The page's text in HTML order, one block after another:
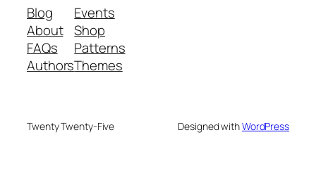
Blog
About
FAQs
Authors
Events
Shop
Patterns
Themes
Twenty Twenty-Five Designed withWordPress